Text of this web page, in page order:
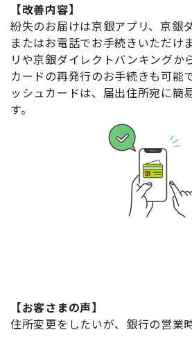
【改善内容】
紛失のお届けは京銀アプリ、京銀
またはお電話でお手続きいただけ
リや京銀ダイレクトバンキングか
カードの再発行のお手続きも可能
ッシュカードは、届出住所宛に簡
す。
【お客さまの声】
住所変更をしたいが、銀行の営業